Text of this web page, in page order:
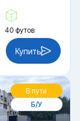
40 футов
Купить
В пути
Б/У